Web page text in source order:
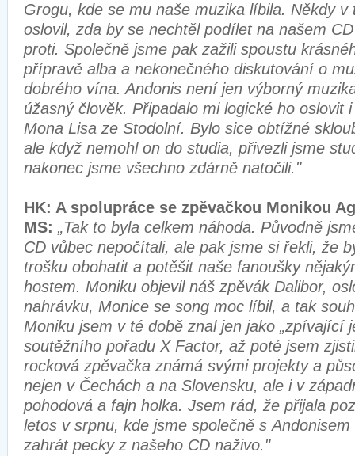
Grogu, kde se mu naše muzika líbila. Někdy v
oslovil, zda by se nechtěl podílet na našem
proti. Společně jsme pak zažili spoustu
přípravě alba a nekonečného diskutování o
dobrého vína. Andonis není jen výborný
úžasný člověk. Připadalo mi logické ho oslovit
Mona Lisa ze Stodolní. Bylo sice obtížné
ale když nemohl on do studia, přivezli jsme
nakonec jsme všechno zdárně natočili."
HK: A spolupráce se zpěvačkou Monikou
MS: „Tak to byla celkem náhoda. Původně
CD vůbec nepočítali, ale pak jsme si řekli, že
trošku obohatit a potěšit naše fanoušky
hostem. Moniku objevil náš zpěvák Dalibor,
nahrávku, Monice se song moc líbil, a tak
Moniku jsem v té době znal jen jako „zpívající
soutěžního pořadu X Factor, až poté jsem
rocková zpěvačka známá svými projekty a
nejen v Čechách a na Slovensku, ale i v
pohodová a fajn holka. Jsem rád, že přijala
letos v srpnu, kde jsme společně s
zahrát pecky z našeho CD naživo."